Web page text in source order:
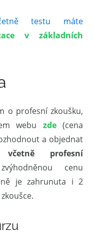
testu máte
v základních
o profesní zkoušku,
webu zde(cena
a objednat
profesní
cenu
je zahrunuta i 2